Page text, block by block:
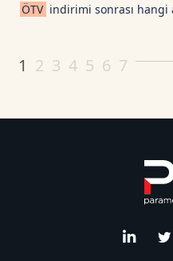
ÖTV indirimi sonrası hangi
1 2 3 4 5 6 7